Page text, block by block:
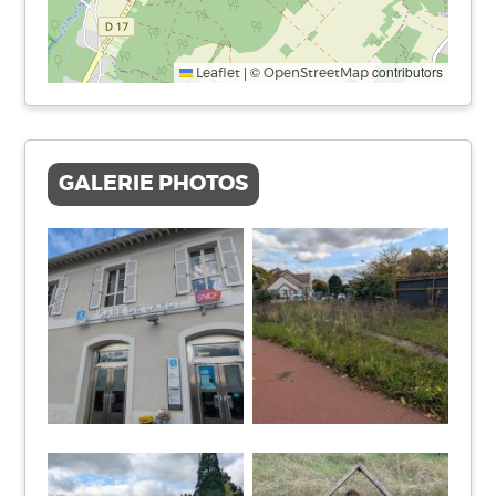
Leaflet | © OpenStreetMapcontributors
GALERIE PHOTOS